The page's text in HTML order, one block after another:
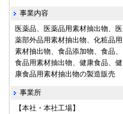
事業内容
医薬品、医薬品用素材抽出物、医
薬部外品用素材抽出物、化粧品用
素材抽出物、食品添加物、食品、
食品用素材抽出物、健康食品、健
康食品用素材抽出物の製造販売
事業所
【本社・本社工場】